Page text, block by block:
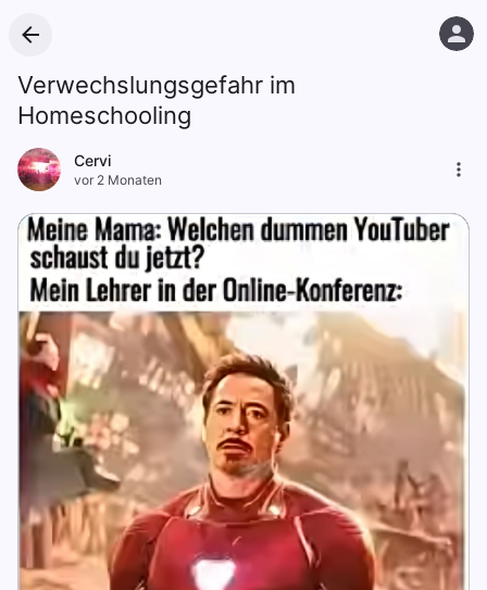
Verwechslungsgefahr im
Homeschooling
Cervi
vor 2 Monaten